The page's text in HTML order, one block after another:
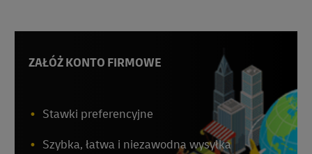
2Handel cyfrowy 360
Oracle Netsuite
ZAŁÓŻ KONTO FIRMOWE
Stawki preferencyjne
Szybka, łatwa i niezawodna wysyłka